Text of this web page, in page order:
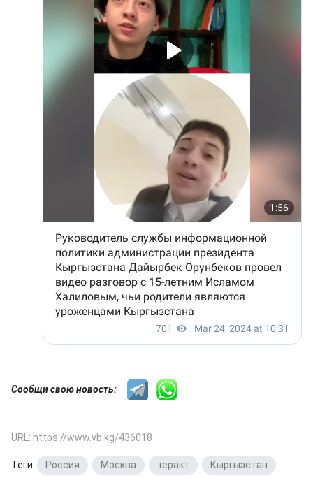
Сообщи свою новость:
URL: https://www.vb.kg/436018
Теги: Россия Москва теракт Кыргызстан